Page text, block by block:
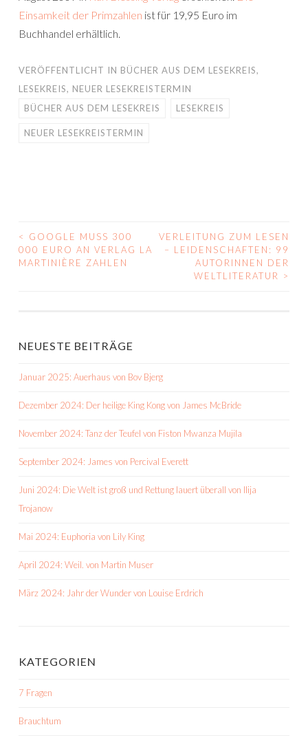
Einsamkeit der Primzahlen ist für 19,95 Euro im
Buchhandel erhältlich.
VERÖFFENTLICHT IN BÜCHER AUS DEM LESEKREIS,
LESEKREIS, NEUER LESEKREISTERMIN
BÜCHER AUS DEM LESEKREIS
LESEKREIS
NEUER LESEKREISTERMIN
BEITRAGS-
NAVIGATION
<
GOOGLE MUSS 300
000 EURO AN VERLAG LA
MARTINIÈRE ZAHLEN
VERLEITUNG ZUM LESEN
– LEIDENSCHAFTEN: 99
AUTORINNEN DER
WELTLITERATUR
>
NEUESTE BEITRÄGE
Januar 2025: Auerhaus von Bov Bjerg
Dezember 2024: Der heilige King Kong von James McBride
November 2024: Tanz der Teufel von Fiston Mwanza Mujila
September 2024: James von Percival Everett
Juni 2024: Die Welt ist groß und Rettung lauert überall von Ilija
Trojanow
Mai 2024: Euphoria von Lily King
April 2024: Weil. von Martin Muser
März 2024: Jahr der Wunder von Louise Erdrich
KATEGORIEN
7 Fragen
Brauchtum